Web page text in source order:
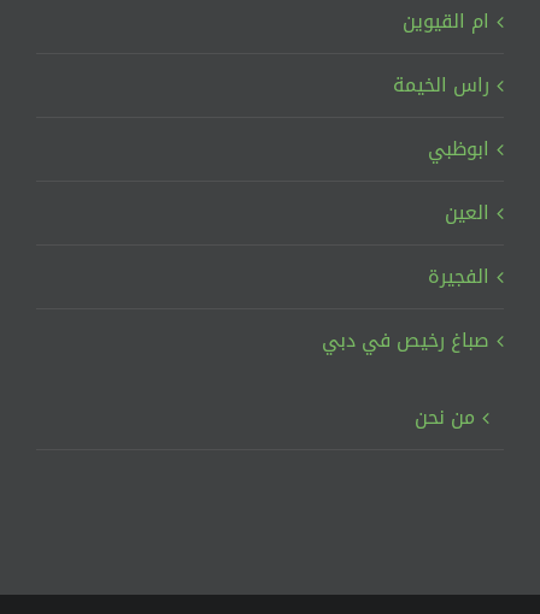
ام القيوين
راس الخيمة
ابوظبي
العين
الفجيرة
صباغ رخيص في دبي
من نحن